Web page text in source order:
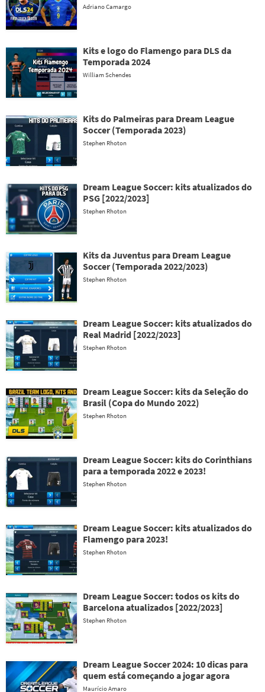
Adriano Camargo
Kits e logo do Flamengo para DLS da
Temporada 2024
William Schendes
Kits do Palmeiras para Dream League
Soccer (Temporada 2023)
Stephen Rhoton
Dream League Soccer: kits atualizados do
PSG [2022/2023]
Stephen Rhoton
Kits da Juventus para Dream League
Soccer (Temporada 2022/2023)
Stephen Rhoton
Dream League Soccer: kits atualizados do
Real Madrid [2022/2023]
Stephen Rhoton
Dream League Soccer: kits da Seleção do
Brasil (Copa do Mundo 2022)
Stephen Rhoton
Dream League Soccer: kits do Corinthians
para a temporada 2022 e 2023!
Stephen Rhoton
Dream League Soccer: kits atualizados do
Flamengo para 2023!
Stephen Rhoton
Dream League Soccer: todos os kits do
Barcelona atualizados [2022/2023]
Stephen Rhoton
Dream League Soccer 2024: 10 dicas para
quem está começando a jogar agora
Maurício Amaro